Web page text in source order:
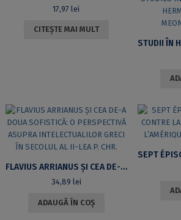
17,97lei
CITEȘTE MAI MULT
FLAVIUS ARRIANUS ȘI CEA DE-A DOUA SOFISTICĂ: O PERSPECTIVĂ ASUPRA INTELECTUALILOR GRECI ÎN SECOLUL AL II-LEA P. CHR.
34,89 lei
ADAUGĂ ÎN COȘ